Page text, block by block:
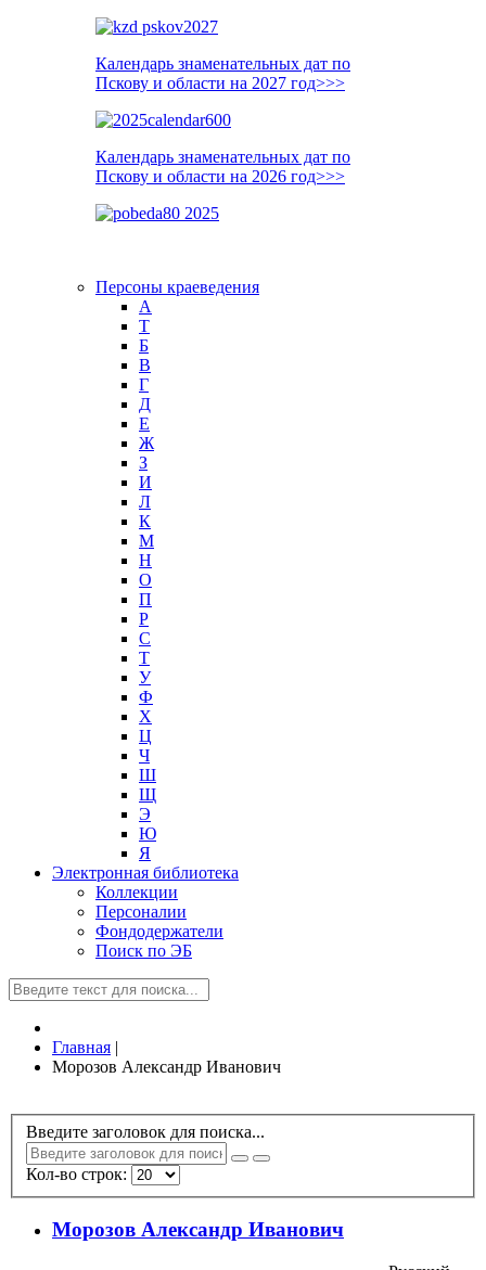
Календарь знаменательных дат по
Пскову и области на 2027 год>>>
Календарь знаменательных дат по
Пскову и области на 2026 год>>>
Персоны краеведения
А
T
Б
В
Г
Д
Е
Ж
З
И
Л
К
М
Н
О
П
Р
С
Т
У
Ф
Х
Ц
Ч
Ш
Щ
Э
Ю
Я
Электронная библиотека
Коллекции
Персоналии
Фондодержатели
Поиск по ЭБ
Главная |
Морозов Александр Иванович
Введите заголовок для поиска...
Кол-во строк:
Морозов Александр Иванович